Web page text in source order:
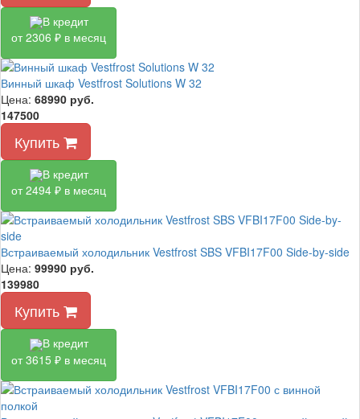
В кредит
от 2306 ₽ в месяц
Винный шкаф Vestfrost Solutions W 32
Цена: 68990 руб.
147500
Купить
В кредит
от 2494 ₽ в месяц
Встраиваемый холодильник Vestfrost SBS VFBI17F00 Side-by-side
Цена: 99990 руб.
139980
Купить
В кредит
от 3615 ₽ в месяц